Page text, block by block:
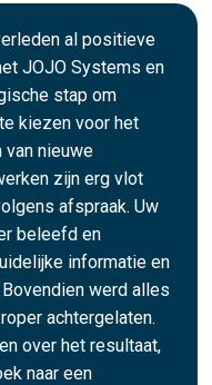
al positieve
JOJO Systems en
stap om
kiezen voor het
van nieuwe
zijn erg vlot
afspraak. Uw
beleefd en
informatie en
werd alles
achtergelaten.
over het resultaat,
naar een